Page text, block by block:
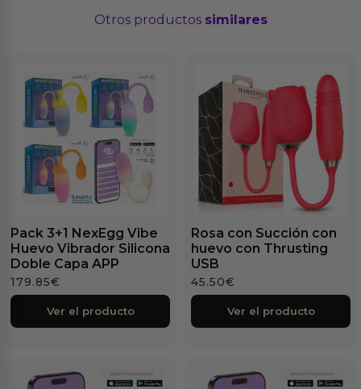
Otros productos similares
Pack 3+1 NexEgg Vibe
Huevo Vibrador Silicona
Doble Capa APP
179.85€
Ver el producto
Rosa con Succión con
huevo con Thrusting
USB
45.50€
Ver el producto